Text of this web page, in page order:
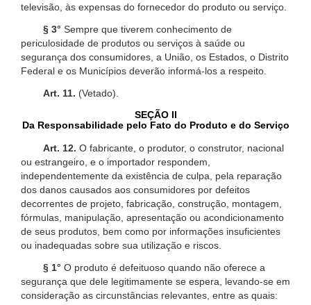
televisão, às expensas do fornecedor do produto ou serviço.
§ 3° Sempre que tiverem conhecimento de
periculosidade de produtos ou serviços à saúde ou
segurança dos consumidores, a União, os Estados, o Distrito
Federal e os Municípios deverão informá-los a respeito.
Art. 11. (Vetado).
SEÇÃO II
Da Responsabilidade pelo Fato do Produto e do Serviço
Art. 12. O fabricante, o produtor, o construtor, nacional
ou estrangeiro, e o importador respondem,
independentemente da existência de culpa, pela reparação
dos danos causados aos consumidores por defeitos
decorrentes de projeto, fabricação, construção, montagem,
fórmulas, manipulação, apresentação ou acondicionamento
de seus produtos, bem como por informações insuficientes
ou inadequadas sobre sua utilização e riscos.
§ 1° O produto é defeituoso quando não oferece a
segurança que dele legitimamente se espera, levando-se em
consideração as circunstâncias relevantes, entre as quais: